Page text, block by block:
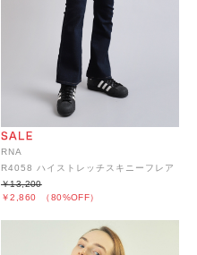
RNA
R4058 ハイストレッチスキニーフレア
￥2,860 （80%OFF）
￥13,200